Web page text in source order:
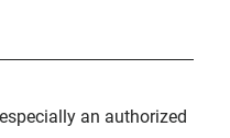
an authorized